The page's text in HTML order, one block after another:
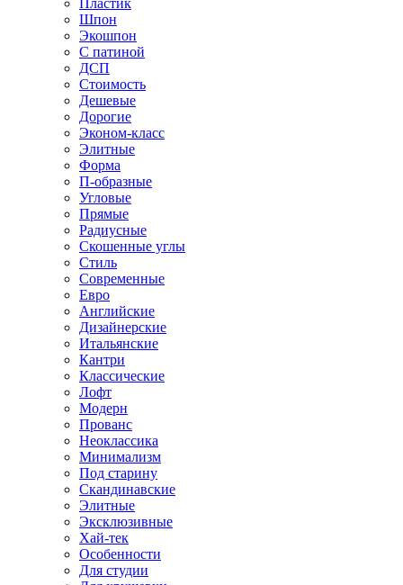
Пластик
Шпон
Экошпон
С патиной
ДСП
Стоимость
Дешевые
Дорогие
Эконом-класс
Элитные
Форма
П-образные
Угловые
Прямые
Радиусные
Скошенные углы
Стиль
Современные
Евро
Английские
Дизайнерские
Итальянские
Кантри
Классические
Лофт
Модерн
Прованс
Неоклассика
Минимализм
Под старину
Скандинавские
Элитные
Эксклюзивные
Хай-тек
Особенности
Для студии